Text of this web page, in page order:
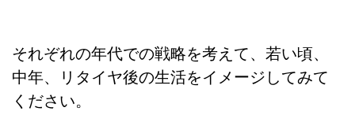
それぞれの年代での戦略を考えて、若い頃、
中年、リタイヤ後の生活をイメージしてみて
ください。